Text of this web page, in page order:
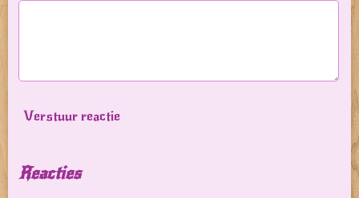
Verstuur reactie
Reacties